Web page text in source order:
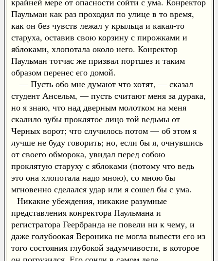
Паульман как раз проходил по улице в то время,
как он без чувств лежал у крыльца и какая-то
старуха, оставив свою корзину с пирожками и
яблоками, хлопотала около него. Конректор
Паульман тотчас же призвал портшез и таким
образом перенес его домой.
— Пусть обо мне думают что хотят, — сказал
студент Ансельм, — пусть считают меня за дурака,
но я знаю, что над дверным молотком на меня
скалило зубы проклятое лицо той ведьмы от
Черных ворот; что случилось потом — об этом я
лучше не буду говорить; но, если бы я, очнувшись
от своего обморока, увидал перед собою
проклятую старуху с яблоками (потому что ведь
это она хлопотала надо мною), со мною бы
мгновенно сделался удар или я сошел бы с ума.
Никакие убеждения, никакие разумные
представления конректора Паульмана и
регистратора Геербранда не повели ни к чему, и
даже голубоокая Вероника не могла вывести его из
того состояния глубокой задумчивости, в которое